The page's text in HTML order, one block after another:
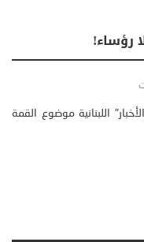
رؤساء!
اللبنانية موضوع القمة